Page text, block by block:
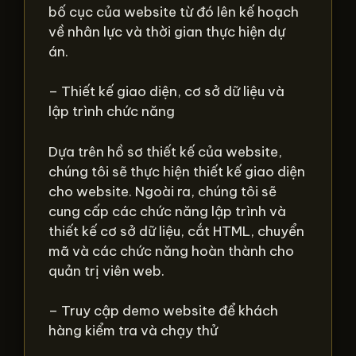
bố cục của website từ đó lên kế hoạch
về nhân lực và thời gian thực hiện dự
án.
– Thiết kế giao diện, cơ sở dữ liệu và
lập trình chức năng
Dựa trên hồ sơ thiết kế của website,
chúng tôi sẽ thực hiện thiết kế giao diện
cho website. Ngoài ra, chúng tôi sẽ
cung cấp các chức năng lập trình và
thiết kế cơ sở dữ liệu, cắt HTML, chuyển
mã và các chức năng hoàn thành cho
quản trị viên web.
– Truy cập demo website để khách
hàng kiểm tra và chạy thử